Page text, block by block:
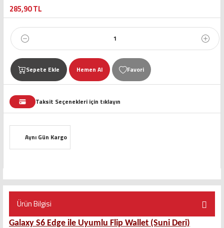
285,90 TL
Sepete Ekle Hemen Al
Taksit Seçenekleri için tıklayın
Aynı Gün Kargo
Ürün Bilgisi
Galaxy S6 Edge ile Uyumlu Flip Wallet (Suni Deri)